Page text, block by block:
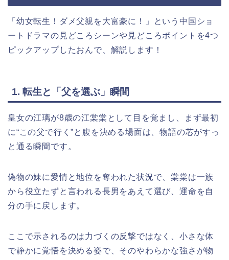
「幼女転生！ダメ父親を大富豪に！」
という中国ショ
ートドラマの見どころシーンや見どころポイントを4つ
ピックアップしたおんで、解説します！
1. 転生と「父を選ぶ」瞬間
皇女の江璃が8歳の江棠棠として目を覚まし、まず最初
に“この父で行く”と腹を決める場面は、物語の芯がすっ
と通る瞬間です。
偽物の妹に愛情と地位を奪われた状況で、棠棠は一族
から役立たずと言われる長男をあえて選び、運命を自
分の手に戻します。
ここで示されるのは力づくの反撃ではなく、小さな体
で静かに覚悟を決める姿で、そのやわらかな強さが物